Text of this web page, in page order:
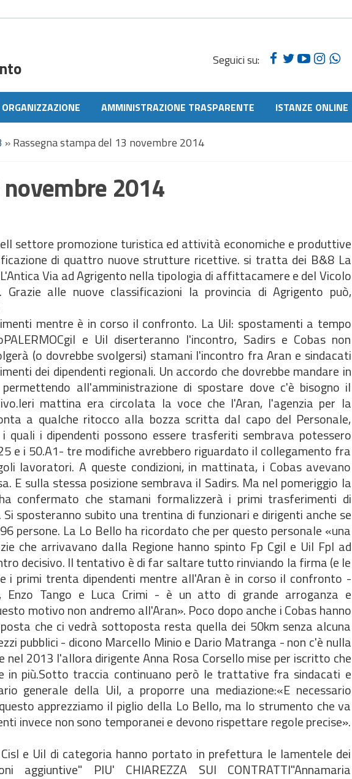
Seguici su:
ORGANIZZAZIONE AMMINISTRAZIONE TRASPARENTE ISTANZE ONLINE
»Rassegna stampa del 13 novembre 2014
2014
settore promozione turistica ed attività economiche e produttive
di quattro nuove strutture ricettive. si tratta dei B&8 La
Via ad Agrigento nella tipologia di affittacamere e del Vicolo
alle nuove classificazioni la provincia di Agrigento può,
mentre è in corso il confronto. La Uil: spostamenti a tempo
e Uil diserteranno l'incontro, Sadirs e Cobas non
(o dovrebbe svolgersi) stamani l'incontro fra Aran e sindacati
dei dipendenti regionali. Un accordo che dovrebbe mandare in
all'amministrazione di spostare dove c'è bisogno il
mattina era circolata la voce che l'Aran, l'agenzia per la
a qualche ritocco alla bozza scritta dal capo del Personale,
quali i dipendenti possono essere trasferiti sembrava potessero
e i 50.A1- tre modifiche avrebbero riguardato il collegamento fra
lavoratori. A queste condizioni, in mattinata, i Cobas avevano
E sulla stessa posizione sembrava il Sadirs. Ma nel pomeriggio la
confermato che stamani formalizzerà i primi trasferimenti di
sposteranno subito una trentina di funzionari e dirigenti anche se
persone. La Lo Bello ha ricordato che per questo personale «una
che arrivavano dalla Regione hanno spinto Fp Cgil e Uil Fpl ad
decisivo. Il tentativo è di far saltare tutto rinviando la firma (e le
primi trenta dipendenti mentre all'Aran è in corso il confronto -
Enzo Tango e Luca Crimi - è un atto di grande arroganza e
motivo non andremo all'Aran». Poco dopo anche i Cobas hanno
che ci vedrà sottoposta resta quella dei 50km senza alcuna
pubblici - dicono Marcello Minio e Dario Matranga - non c'è nulla
nel 2013 l'allora dirigente Anna Rosa Corsello mise per iscritto che
in più.Sotto traccia continuano però le trattative fra sindacati e
generale della Uil, a proporre una mediazione:«E necessario
apprezziamo il piglio della Lo Bello, ma lo strumento che va
invece non sono temporanei e devono rispettare regole precise».
Cisl e Uil di categoria hanno portato in prefettura le lamentele dei
PIU' CHIAREZZA SUI CONTRATTI"Annamaria